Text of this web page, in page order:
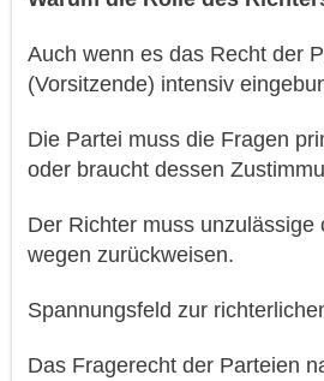
Auch wenn es das Recht der
(Vorsitzende) intensiv
Die Partei muss die Fragen
oder braucht dessen
Der Richter muss
wegen zurückweisen.
Spannungsfeld zur
Das Fragerecht der Parteien